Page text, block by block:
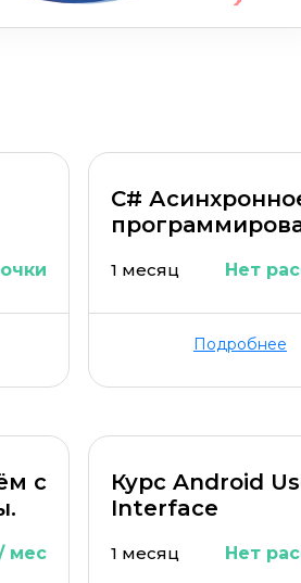
C#
1 месяц Нет
Подробнее
с
мес
Курс Android
Interface
1 месяц Нет